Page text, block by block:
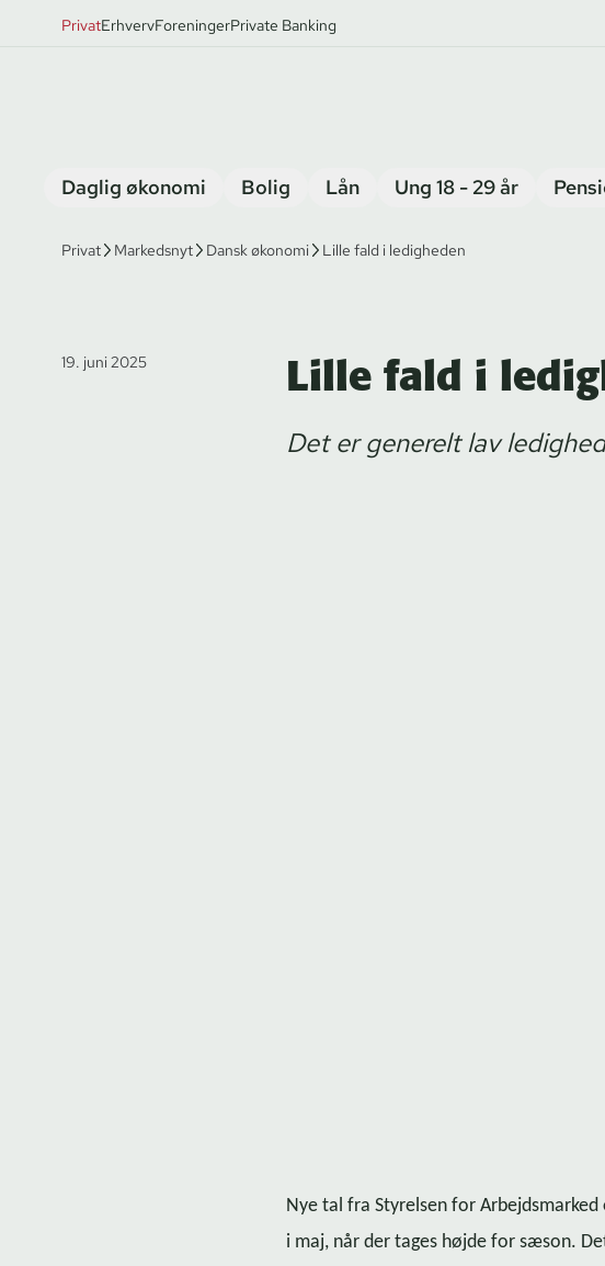
PrivatErhvervForeningerPrivate Banking
Daglig økonomi Bolig Lån Ung 18 - 29 år
Privat Markedsnyt Dansk økonomi Lille fald i ledigheden
19. juni 2025 Lille fald i
Det er generelt lav
Nye tal fra Styrelsen for
i maj, når der tages højde for sæson.